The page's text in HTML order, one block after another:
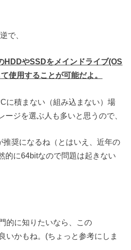
で、
HDDやSSDをメインドライブ(OS
使用することが可能だよ。
に積まない（組み込まない）場
ージを選ぶ人も多いと思うので、
推奨になるね（とはいえ、近年の
的に64bitなので問題は起きない
的に知りたいなら、この
いかもね。(ちょっと参考にしま